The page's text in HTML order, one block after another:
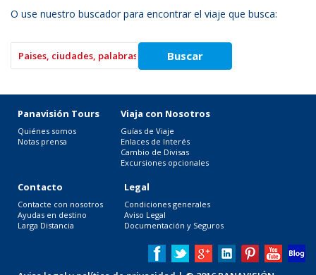
O use nuestro buscador para encontrar el viaje que busca:
Panavisión Tours
Quiénes somos
Notas prensa
Viaja con Nosotros
Guías de Viaje
Enlaces de Interés
Cambio de Divisas
Excursiones opcionales
Contacto
Contacte con nosotros
Ayudas en destino
Larga Distancia
Legal
Condiciones generales
Aviso Legal
Documentación y Seguros